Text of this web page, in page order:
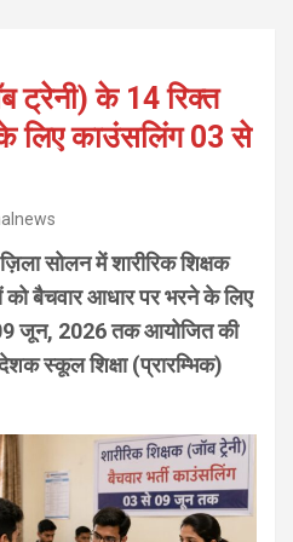
ट्रेनी) के 14 रिक्त
के लिए काउंसलिंग 03 से
ज़िला सोलन में शारीरिक शिक्षक
को बैचवार आधार पर भरने के लिए
जून, 2026 तक आयोजित की
स्कूल शिक्षा (प्रारम्भिक)